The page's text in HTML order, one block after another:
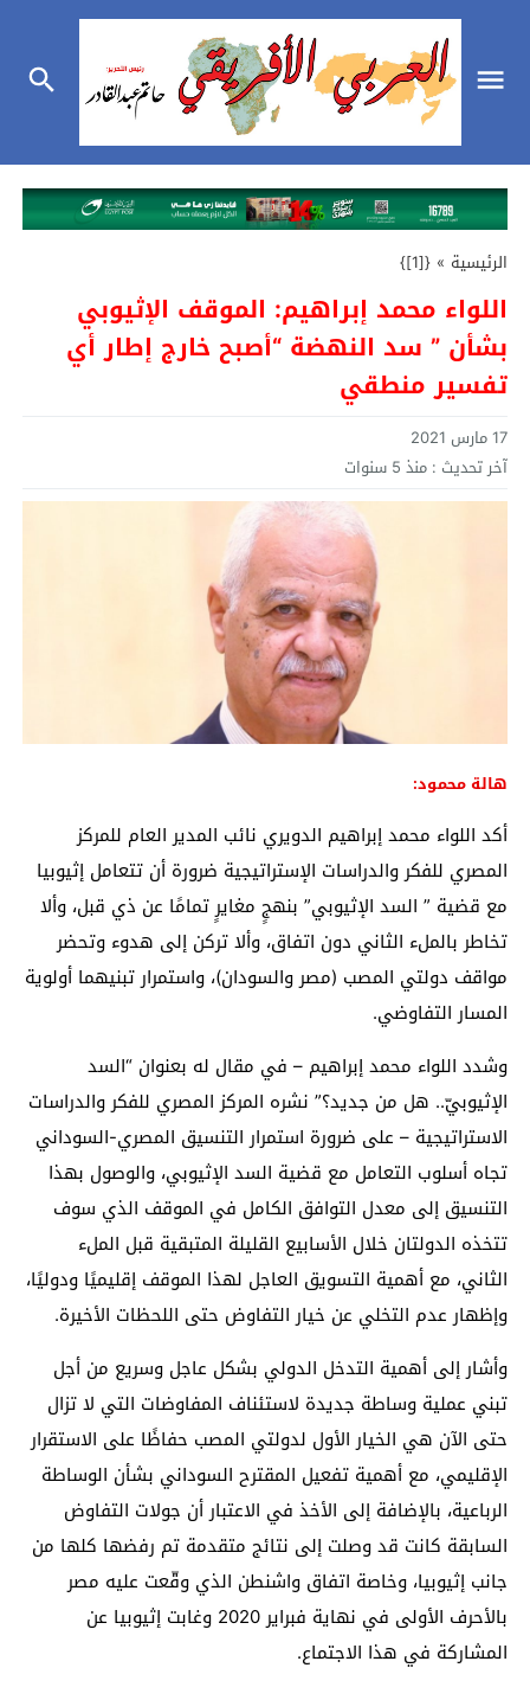
الرئيسية »
{[1]}
اللواء محمد إبراهيم: الموقف الإثيوبي
بشأن ” سد النهضة “أصبح خارج إطار أي
تفسير منطقي
17 مارس 2021
آخر تحديث : منذ 5 سنوات
هالة محمود:
أكد اللواء محمد إبراهيم الدويري نائب المدير العام للمركز
المصري للفكر والدراسات الإستراتيجية ضرورة أن تتعامل إثيوبيا
مع قضية ” السد الإثيوبي” بنهجٍ مغايرٍ تمامًا عن ذي قبل، وألا
تخاطر بالملء الثاني دون اتفاق، وألا تركن إلى هدوء وتحضر
مواقف دولتي المصب (مصر والسودان)، واستمرار تبنيهما أولوية
المسار التفاوضي.
وشدد اللواء محمد إبراهيم – في مقال له بعنوان “السد
الإثيوبيّ.. هل من جديد؟” نشره المركز المصري للفكر والدراسات
الاستراتيجية – على ضرورة استمرار التنسيق المصري-السوداني
تجاه أسلوب التعامل مع قضية السد الإثيوبي، والوصول بهذا
التنسيق إلى معدل التوافق الكامل في الموقف الذي سوف
تتخذه الدولتان خلال الأسابيع القليلة المتبقية قبل الملء
الثاني، مع أهمية التسويق العاجل لهذا الموقف إقليميًا ودوليًا،
وإظهار عدم التخلي عن خيار التفاوض حتى اللحظات الأخيرة.
وأشار إلى أهمية التدخل الدولي بشكل عاجل وسريع من أجل
تبني عملية وساطة جديدة لاستئناف المفاوضات التي لا تزال
حتى الآن هي الخيار الأول لدولتي المصب حفاظًا على الاستقرار
الإقليمي، مع أهمية تفعيل المقترح السوداني بشأن الوساطة
الرباعية، بالإضافة إلى الأخذ في الاعتبار أن جولات التفاوض
السابقة كانت قد وصلت إلى نتائج متقدمة تم رفضها كلها من
جانب إثيوبيا، وخاصة اتفاق واشنطن الذي وقّعت عليه مصر
بالأحرف الأولى في نهاية فبراير 2020 وغابت إثيوبيا عن
المشاركة في هذا الاجتماع.